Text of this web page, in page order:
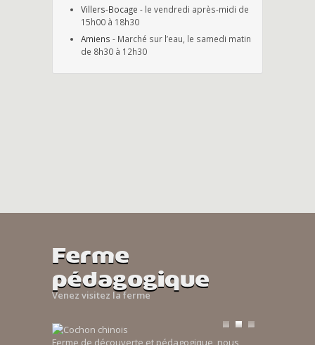
Villers-Bocage - le vendredi après-midi de
15h00 à 18h30
Amiens - Marché sur l’eau, le samedi matin
de 8h30 à 12h30
Ferme
pédagogique
Venez visitez la ferme
Ferme de découverte et pédagogique, nous